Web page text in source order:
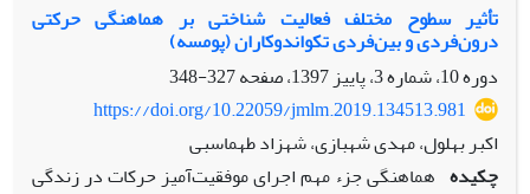
تأثیر سطوح مختلف فعالیت شناختی بر هماهنگی حرکتی
درون‌فردی و بین‌فردی تکواندوکاران (پومسه)
دوره 10، شماره 3، پاییز 1397، صفحه
327-348
https://doi.org/10.22059/jmlm.2019.134513.981
اکبر بهلول، مهدی شهبازی، شهزاد طهماسبی
چکیده هماهنگی جزء مهم اجرای موفقیت‌آمیز حرکات در زندگی